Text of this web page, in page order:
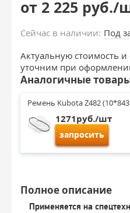
от 2 225 руб./
Сейчас в наличии: Под
Актуальную стоимость и
уточним при
Аналогичные
Ремень Kubota Z482
1271руб./шт
запросить
Полное описание
Применяется на